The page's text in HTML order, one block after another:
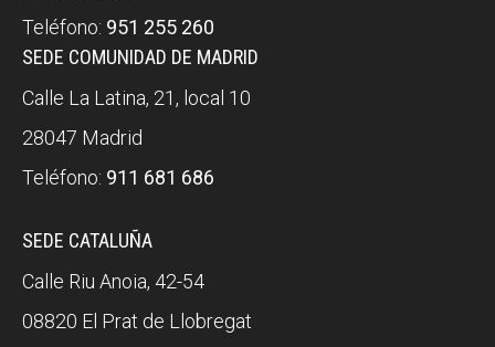
Teléfono: 951 255 260
SEDE COMUNIDAD DE MADRID
Calle La Latina, 21, local 10
28047 Madrid
Teléfono: 911 681 686
SEDE CATALUÑA
Calle Riu Anoia, 42-54
08820 El Prat de Llobregat